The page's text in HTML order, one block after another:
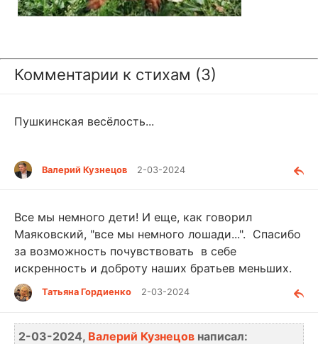
Комментарии к стихам (3)
Пушкинская весёлость...
Валерий Кузнецов 2-03-2024
Все мы немного дети! И еще, как говорил
Маяковский, "все мы немного лошади...". Спасибо
за возможность почувствовать в себе
искренность и доброту наших братьев меньших.
Татьяна Гордиенко 2-03-2024
2-03-2024, Валерий Кузнецов написал: